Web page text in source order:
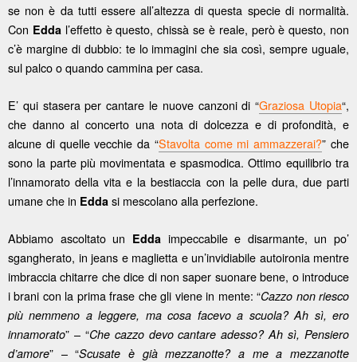
se non è da tutti essere all’altezza di questa specie di normalità.
Con Edda l’effetto è questo, chissà se è reale, però è questo, non
c’è margine di dubbio: te lo immagini che sia così, sempre uguale,
sul palco o quando cammina per casa.
E’ qui stasera per cantare le nuove canzoni di “Graziosa Utopia“,
che danno al concerto una nota di dolcezza e di profondità, e
alcune di quelle vecchie da “Stavolta come mi ammazzerai?” che
sono la parte più movimentata e spasmodica. Ottimo equilibrio tra
l’innamorato della vita e la bestiaccia con la pelle dura, due parti
umane che in Edda si mescolano alla perfezione.
Abbiamo ascoltato un Edda impeccabile e disarmante, un po’
sgangherato, in jeans e maglietta e un’invidiabile autoironia mentre
imbraccia chitarre che dice di non saper suonare bene, o introduce
i brani con la prima frase che gli viene in mente: “Cazzo non riesco
più nemmeno a leggere, ma cosa facevo a scuola? Ah sì, ero
innamorato” – “Che cazzo devo cantare adesso? Ah sì, Pensiero
d’amore” – “Scusate è già mezzanotte? a me a mezzanotte